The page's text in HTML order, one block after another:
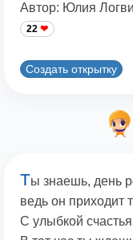
Автор: Юлия
22
Создать открытку
Ты знаешь, день
ведь он приходит
С улыбкой